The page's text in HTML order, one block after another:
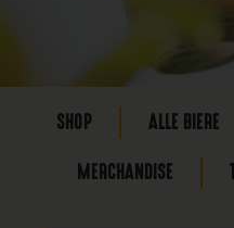
SHOP ALLE BIERE
MERCHANDISE